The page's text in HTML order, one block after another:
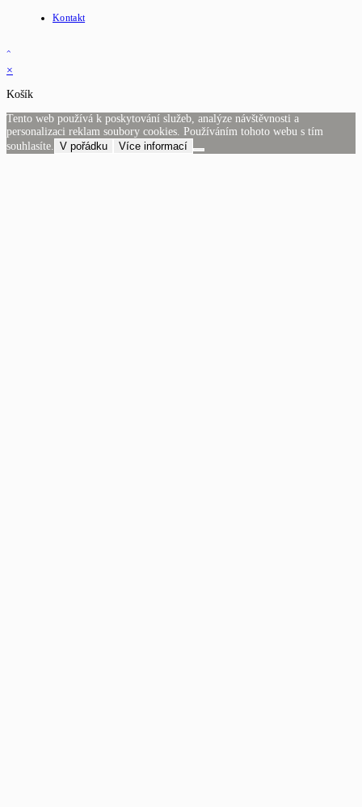
Kontakt
×
Košík
Tento web používá k poskytování služeb, analýze návštěvnosti a
personalizaci reklam soubory cookies. Používáním tohoto webu s tím
souhlasíte. V pořádku Více informací